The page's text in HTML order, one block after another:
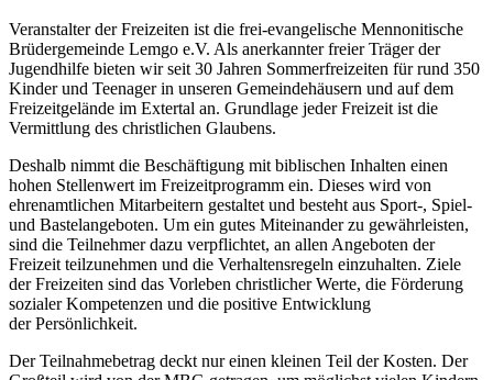
Veranstalter der Freizeiten ist die frei-evangelische Mennonitische
Brüdergemeinde Lemgo e.V. Als anerkannter freier Träger der
Jugendhilfe bieten wir seit 30 Jahren Sommerfreizeiten für rund 350
Kinder und Teenager in unseren Gemeindehäusern und auf dem
Freizeitgelände im Extertal an. Grundlage jeder Freizeit ist die
Vermittlung des christlichen Glaubens.
Deshalb nimmt die Beschäftigung mit biblischen Inhalten einen
hohen Stellenwert im Freizeitprogramm ein. Dieses wird von
ehrenamtlichen Mitarbeitern gestaltet und besteht aus Sport-, Spiel-
und Bastelangeboten. Um ein gutes Miteinander zu gewährleisten,
sind die Teilnehmer dazu verpflichtet, an allen Angeboten der
Freizeit teilzunehmen und die Verhaltensregeln einzuhalten. Ziele
der Freizeiten sind das Vorleben christlicher Werte, die Förderung
sozialer Kompetenzen und die positive Entwicklung
der Persönlichkeit.
Der Teilnahmebetrag deckt nur einen kleinen Teil der Kosten. Der